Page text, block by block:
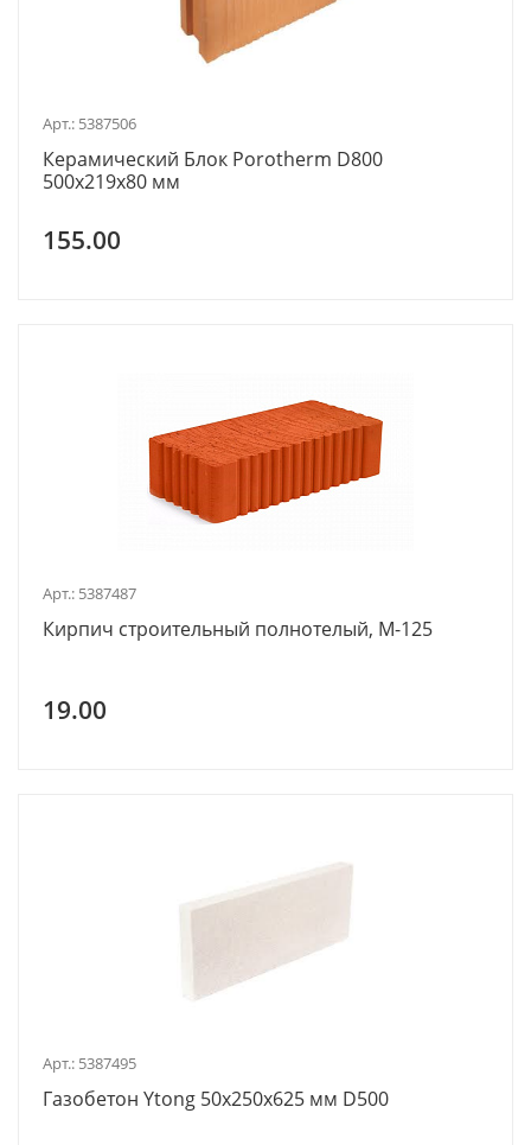
Арт.: 5387506
Керамический Блок Porotherm D800
500x219x80 мм
155.00
Арт.: 5387487
Кирпич строительный полнотелый, М-125
19.00
Арт.: 5387495
Газобетон Ytong 50х250х625 мм D500